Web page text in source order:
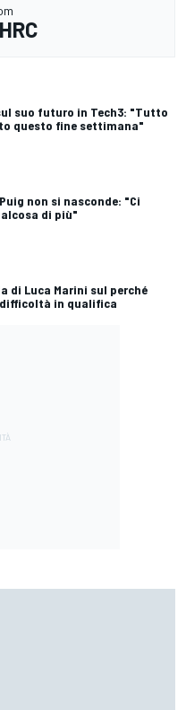
suo futuro in Tech3: "Tutto
questo fine settimana"
non si nasconde: "Ci
di più"
di Luca Marini sul perché
in qualifica